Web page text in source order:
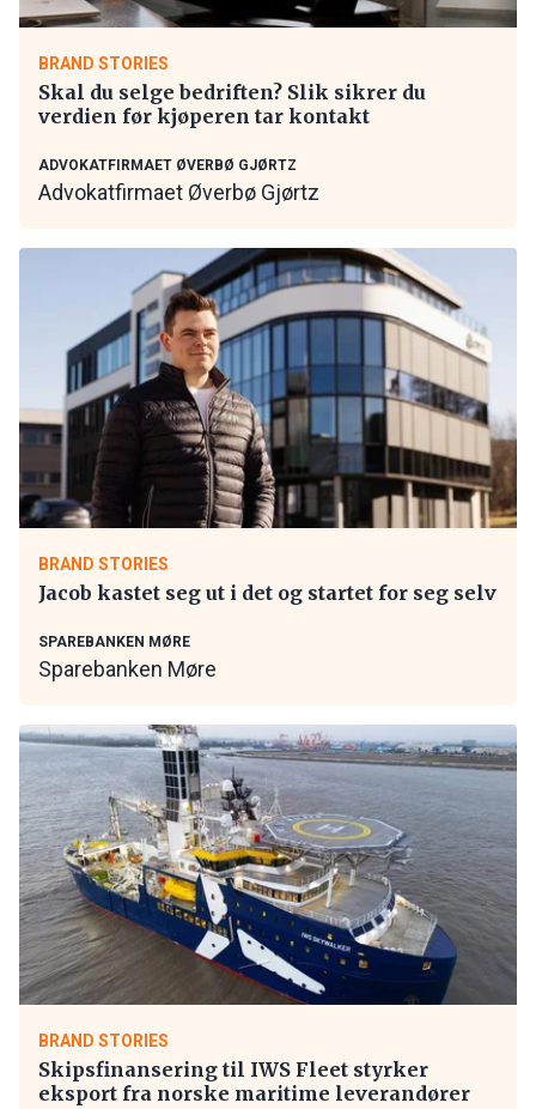
BRAND STORIES
Skal du selge bedriften? Slik sikrer du
verdien før kjøperen tar kontakt
ADVOKATFIRMAET ØVERBØ GJØRTZ
Advokatfirmaet Øverbø Gjørtz
BRAND STORIES
Jacob kastet seg ut i det og startet for seg selv
SPAREBANKEN MØRE
Sparebanken Møre
BRAND STORIES
Skipsfinansering til IWS Fleet styrker
eksport fra norske maritime leverandører